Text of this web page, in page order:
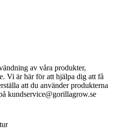
av våra produkter,
Vi är här för att hjälpa dig att få
att du använder produkterna
kundservice@gorillagrow.se